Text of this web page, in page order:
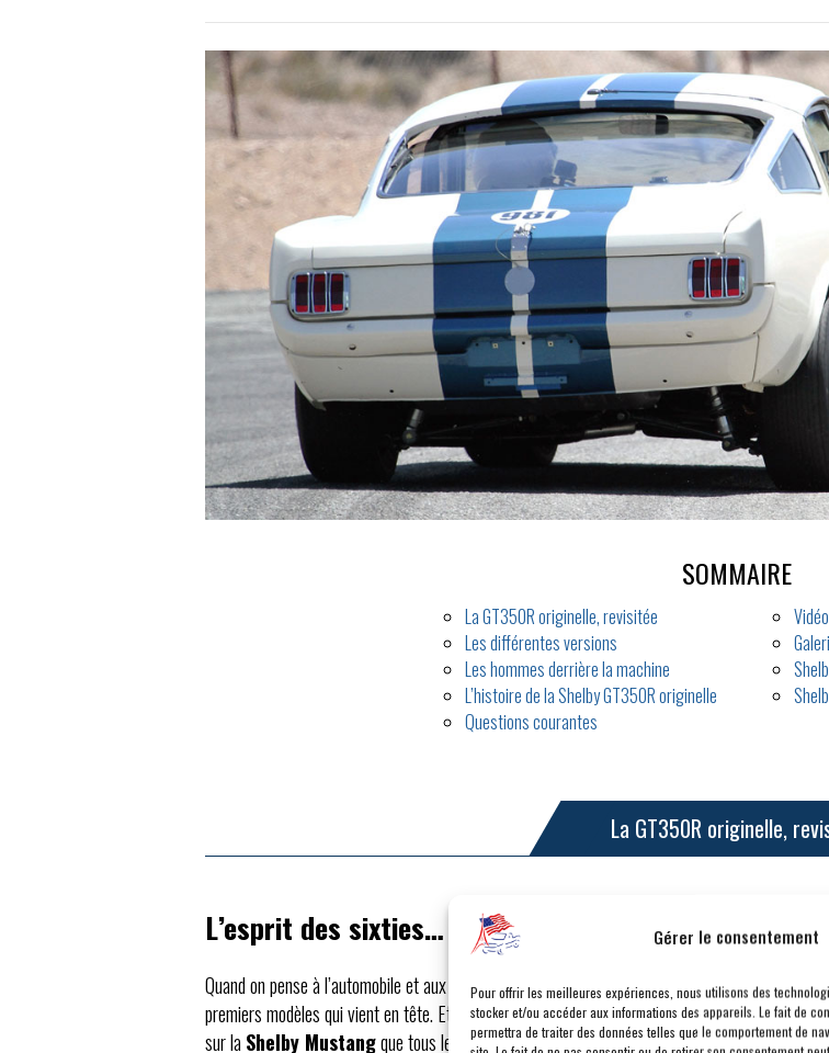
Gérer le consentement
Pour offrir les meilleures expériences, nous utilisons des
stocker et/ou accéder aux informations des appareils. Le fait de
permettra de traiter des données telles que le comportement de
SOMMAIRE
La GT350R originelle, revisitée
Les différentes versions
Les hommes derrière la machine
L’histoire de la Shelby GT350R originelle
Questions courantes
La GT350R originelle,
L’esprit des sixties…
Quand on pense à l’automobile et aux années 1960, la Ford Mustang est un des
premiers modèles qui vient en tête. Et quand on pense « performance », c’est
sur la Shelby Mustangque tous les regards se portent. Cette icône sportive